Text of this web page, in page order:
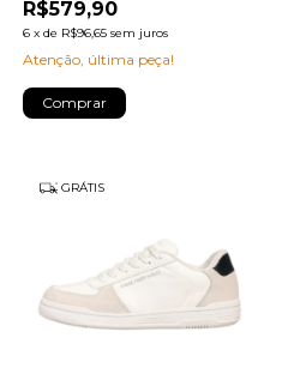
R$579,90
6 x de R$96,65 sem juros
Atenção, última peça!
Comprar
GRÁTIS